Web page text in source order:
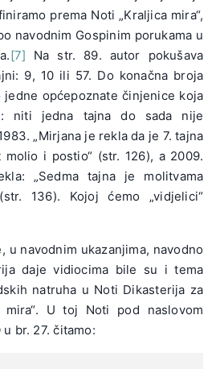
prema Noti „Kraljica mira“,
navodnim Gospinim porukama u
[7] Na str. 89. autor pokušava
9, 10 ili 57. Do konačna broja
općepoznate činjenice koja
niti jedna tajna do sada nije
„Mirjana je rekla da je 7. tajna
i postio“ (str. 126), a 2009.
„Sedma tajna je molitvama
136). Kojoj ćemo „vidjelici“
u navodnim ukazanjima, navodno
daje vidiocima bile su i tema
natruha u Noti Dikasterija za
mira“. U toj Noti pod naslovom
u br. 27. čitamo: